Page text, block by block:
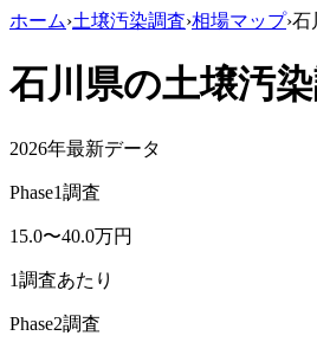
ホーム›土壌汚染調査›相場マップ›石
石川県の土壌汚
2026年最新データ
Phase1調査
15.0〜40.0万円
1調査あたり
Phase2調査